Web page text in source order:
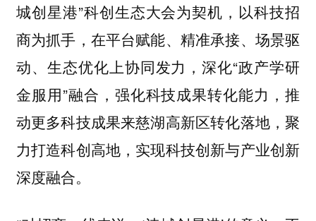
城创星港”科创生态大会为契机，以科技招
商为抓手，在平台赋能、精准承接、场景驱
动、生态优化上协同发力，深化“政产学研
金服用”融合，强化科技成果转化能力，推
动更多科技成果来慈湖高新区转化落地，聚
力打造科创高地，实现科技创新与产业创新
深度融合。